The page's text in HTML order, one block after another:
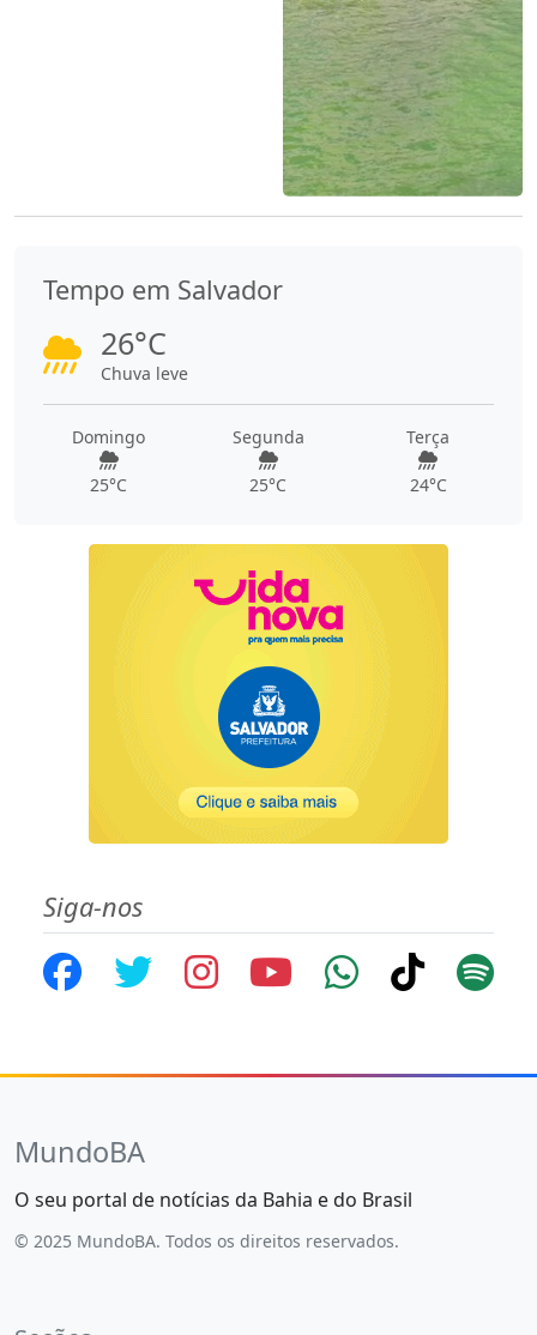
Tempo em Salvador
26°C
Chuva leve
Domingo
25°C
Segunda
25°C
Terça
24°C
Siga-nos
MundoBA
O seu portal de notícias da Bahia e do Brasil
© 2025 MundoBA. Todos os direitos reservados.